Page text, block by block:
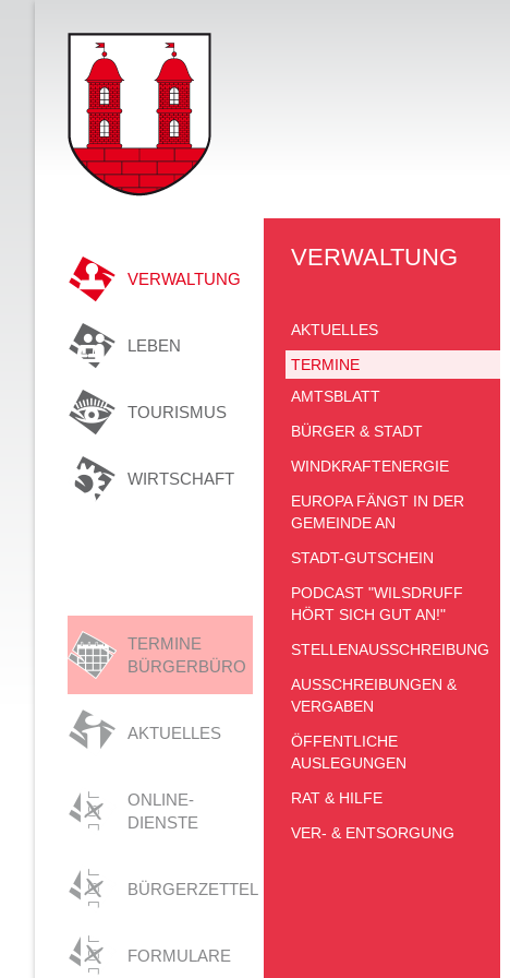
VERWALTUNG
LEBEN
TOURISMUS
WIRTSCHAFT
TERMINE
BÜRGERBÜRO
AKTUELLES
ONLINE-
DIENSTE
BÜRGERZETTEL
FORMULARE
VERWALTUNG
AKTUELLES
TERMINE
AMTSBLATT
BÜRGER & STADT
WINDKRAFTENERGIE
EUROPA FÄNGT IN DER
GEMEINDE AN
STADT-GUTSCHEIN
PODCAST "WILSDRUFF
HÖRT SICH GUT AN!"
STELLENAUSSCHREIBUNG
AUSSCHREIBUNGEN &
VERGABEN
ÖFFENTLICHE
AUSLEGUNGEN
RAT & HILFE
VER- & ENTSORGUNG